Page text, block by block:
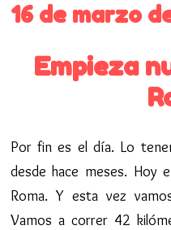
16 de marzo
Empieza
Por fin es el día. Lo
desde hace meses. Hoy
Roma. Y esta vez
Vamos a correr 42